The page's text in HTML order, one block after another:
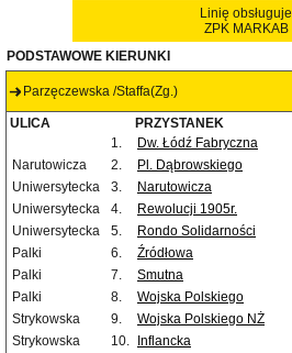
Linię obsługuje
ZPK MARKAB
PODSTAWOWE KIERUNKI
Parzęczewska /Staffa(Zg.)
ULICA PRZYSTANEK
1.
Dw. Łódź Fabryczna
Narutowicza
2. Pl. Dąbrowskiego
Uniwersytecka
3. Narutowicza
Uniwersytecka
4. Rewolucji 1905r.
Uniwersytecka
5. Rondo Solidarności
Palki
6. Źródłowa
Palki
7. Smutna
Palki
8. Wojska Polskiego
Strykowska
9. Wojska Polskiego NŻ
Strykowska
10. Inflancka